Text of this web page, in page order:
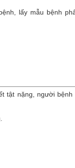
lấy mẫu bệnh
tật nặng, người bệnh